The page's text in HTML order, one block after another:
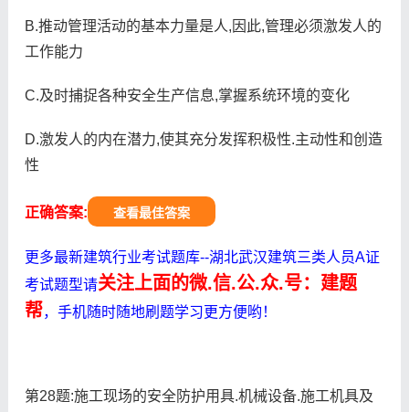
B.推动管理活动的基本力量是人,因此,管理必须激发人的
工作能力
C.及时捕捉各种安全生产信息,掌握系统环境的变化
D.激发人的内在潜力,使其充分发挥积极性.主动性和创造
性
正确答案: 查看最佳答案
更多最新建筑行业考试题库--湖北武汉建筑三类人员A证
考试题型请关注上面的微.信.公.众.号：建题
帮，手机随时随地刷题学习更方便哟！
第28题:施工现场的安全防护用具.机械设备.施工机具及